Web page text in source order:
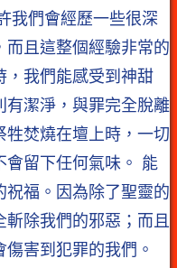
我們會經歷一些很深
而且這整個經驗非常的
，我們能感受到神甜
有潔淨，與罪完全脫離
牲焚燒在壇上時，一切
會留下任何氣味。 能
祝福。因為除了聖靈的
除我們的邪惡；而且
害到犯罪的我們。